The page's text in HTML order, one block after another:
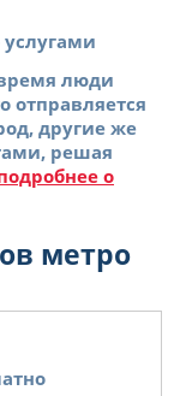
люди
отправляется
другие же
решая
о
метро